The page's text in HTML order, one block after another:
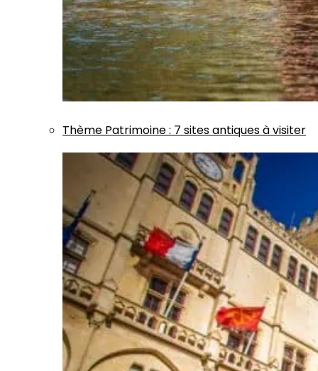
Thème Patrimoine: 7 sites antiques à visiter